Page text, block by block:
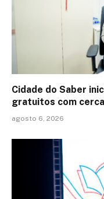
Cidade do Saber
gratuitos com
agosto 6, 2026